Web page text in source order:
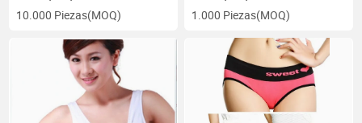
Panties Algodón Ropa Interior
para Mujeres Panty de Moda
10.000 Piezas(MOQ)
interior sin marcas, braga,
ropa moldeadora para mujer
1.000 Piezas(MOQ)